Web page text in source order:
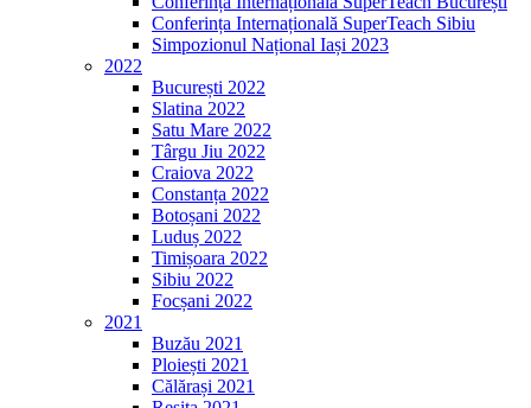
Conferința Internațională SuperTeach Sibiu
Simpozionul Național Iași 2023
2022
București 2022
Slatina 2022
Satu Mare 2022
Târgu Jiu 2022
Craiova 2022
Constanța 2022
Botoșani 2022
Luduș 2022
Timișoara 2022
Sibiu 2022
Focșani 2022
2021
Buzău 2021
Ploiești 2021
Călărași 2021